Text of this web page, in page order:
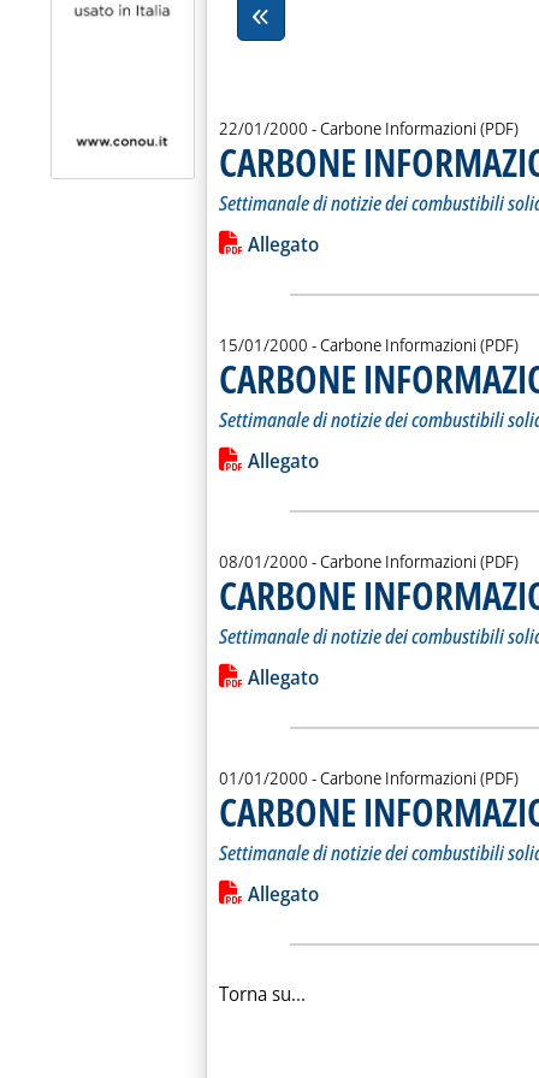
22/01/2000 - Carbone Informazioni (PDF)
CARBONE
Settimanale di notizie dei combustibili
Leggi tutta la notizia: 'CARBONE
Lista allegati PDF alla notizia
Allegato
15/01/2000 - Carbone Informazioni (PDF)
CARBONE
Settimanale di notizie dei combustibili
Leggi tutta la notizia: 'CARBONE
Lista allegati PDF alla notizia
Allegato
08/01/2000 - Carbone Informazioni (PDF)
CARBONE
Settimanale di notizie dei combustibili
Leggi tutta la notizia: 'CARBONE
Lista allegati PDF alla notizia
Allegato
01/01/2000 - Carbone Informazioni (PDF)
CARBONE
Settimanale di notizie dei combustibili
Leggi tutta la notizia: 'CARBONE
Lista allegati PDF alla notizia
Allegato
Torna su...